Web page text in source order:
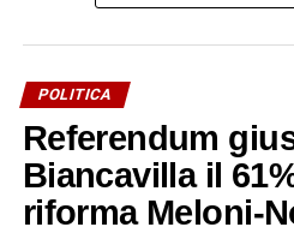
POLITICA
Referendum
Biancavilla il
riforma Meloni-